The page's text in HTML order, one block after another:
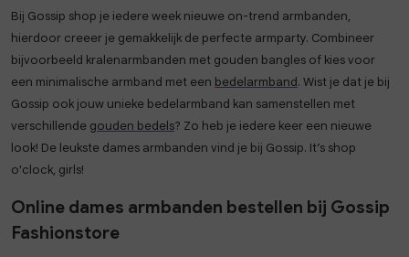
Bij Gossip shop je iedere week nieuwe on-trend armbanden,
hierdoor creeer je gemakkelijk de perfecte armparty. Combineer
bijvoorbeeld kralenarmbanden met gouden bangles of kies voor
een minimalische armband met een bedelarmband. Wist je dat je bij
Gossip ook jouw unieke bedelarmband kan samenstellen met
verschillende gouden bedels? Zo heb je iedere keer een nieuwe
look! De leukste dames armbanden vind je bij Gossip. It’s shop
o'clock, girls!
Online dames armbanden bestellen bij Gossip
Fashionstore